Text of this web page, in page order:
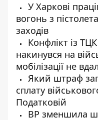
У Харкові
вогонь з
заходів
Конфлікт із
накинувся на
мобілізації не
Який штраф
сплату
Податковій
ВР зменшила